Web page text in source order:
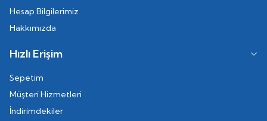
Hesap Bilgilerimiz
Hakkımızda
Hızlı Erişim
Sepetim
Müşteri Hizmetleri
İndirimdekiler